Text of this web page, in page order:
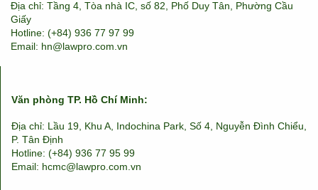
Địa chỉ: Tầng 4, Tòa nhà IC, số 82, Phố Duy Tân, Phường Cầu
Giấy
Hotline: (+84) 936 77 97 99
Email: hn@lawpro.com.vn
Văn phòng TP. Hồ Chí Minh:
Địa chỉ: Lầu 19, Khu A, Indochina Park, Số 4, Nguyễn Đình Chiểu,
P. Tân Định
Hotline: (+84) 936 77 95 99
Email: hcmc@lawpro.com.vn